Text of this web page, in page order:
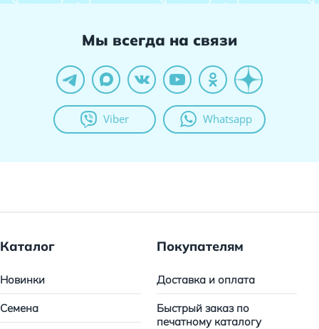
Мы всегда на связи
Viber Whatsapp
Каталог
Новинки
Семена
Покупателям
Доставка и оплата
Быстрый заказ по
печатному каталогу